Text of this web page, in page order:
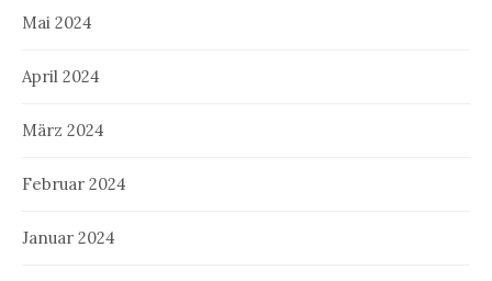
Mai 2024
April 2024
März 2024
Februar 2024
Januar 2024